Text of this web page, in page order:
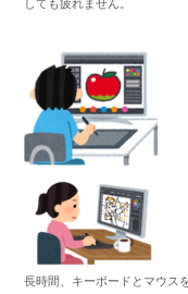
しても疲れません。
長時間、キーボードとマウス